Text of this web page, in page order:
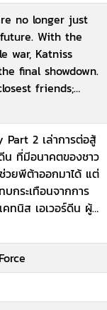
no longer just
With the
war, Katniss
final showdown.
friends;
goes
from District13
the citizens
attempt
Part 2 เล่าการต่อสู้
น ที่มีอนาคตของชาว
ยพีต้าออกมาได้ แต่
กระเทือนจากการ
ทนิส เอเวอร์ดีน ผู้
ไตยของทุกพาเน็ม
น้าที่ของตนที่จะต้อง
จเป็นหนึ่งเพื่อต่อสู้
มือนจะพลิกผัน ม็